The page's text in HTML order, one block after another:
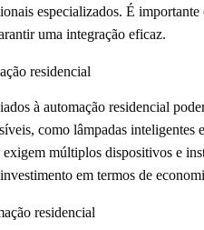
especializados. É
uma integração eficaz.
residencial
à automação residencial
como lâmpadas
múltiplos dispositivos e
em termos de
residencial